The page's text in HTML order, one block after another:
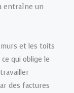
entraîne un
murs et les toits
qui oblige le
des factures